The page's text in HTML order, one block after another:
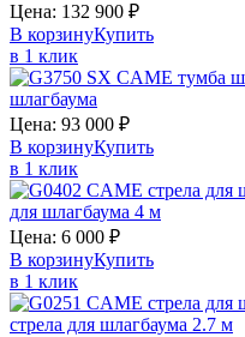
Цена: 132 900 ₽
В корзинуКупить
в 1 клик
шлагбаума
Цена: 93 000 ₽
В корзинуКупить
в 1 клик
для шлагбаума 4 м
Цена: 6 000 ₽
В корзинуКупить
в 1 клик
стрела для шлагбаума 2.7 м